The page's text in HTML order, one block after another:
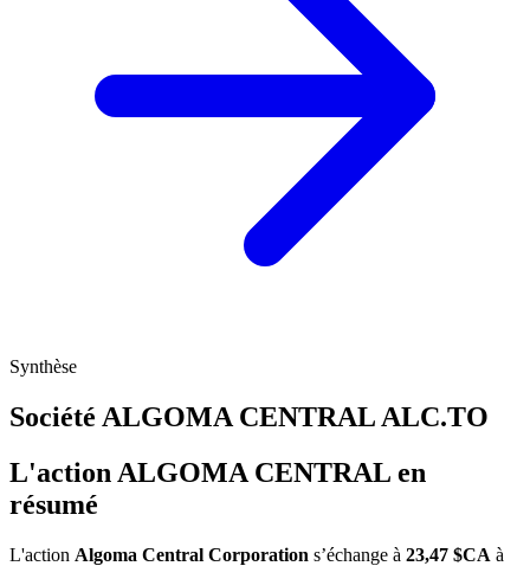
Synthèse
Société ALGOMA CENTRAL ALC.TO
L'action ALGOMA CENTRAL en
résumé
L'action Algoma Central Corporation s’échange à 23,47 $CA à